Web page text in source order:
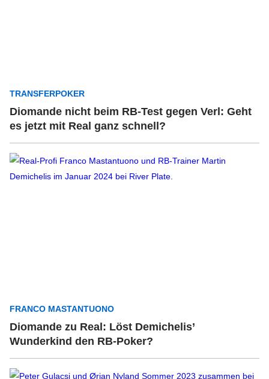
TRANSFERPOKER
Diomande nicht beim RB-Test gegen Verl: Geht
es jetzt mit Real ganz schnell?
FRANCO MASTANTUONO
Diomande zu Real: Löst Demichelis’
Wunderkind den RB-Poker?